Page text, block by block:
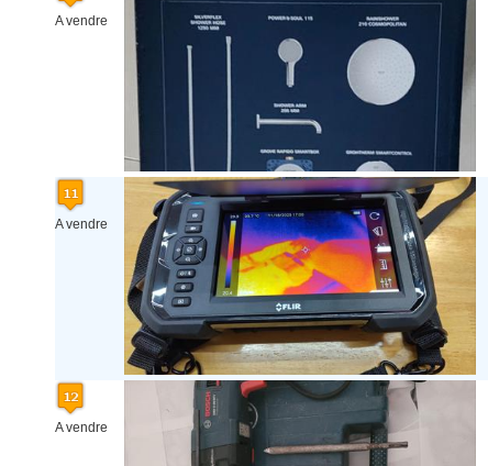
A vendre
A vendre
A vendre